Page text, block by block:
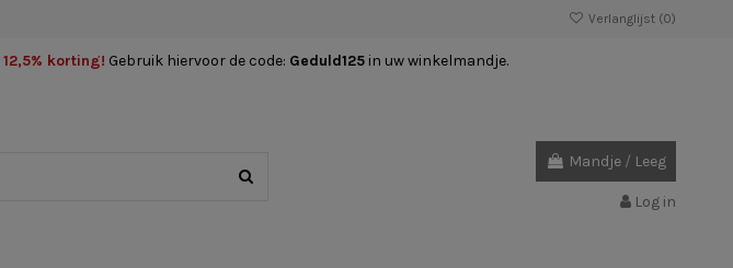
Verlanglijst (0)
12,5% korting! Gebruik hiervoor de code: Geduld125 in uw winkelmandje.
Mandje / Leeg
Log in